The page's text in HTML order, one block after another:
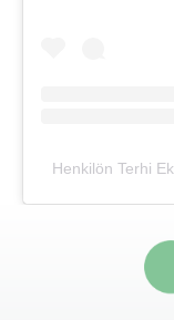
Henkilön Terhi